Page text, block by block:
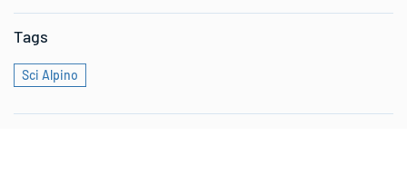
Tags
Sci Alpino